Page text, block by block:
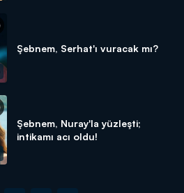
Şebnem, Serhat'ı vuracak mı?
Şebnem, Nuray'la yüzleşti;
intikamı acı oldu!